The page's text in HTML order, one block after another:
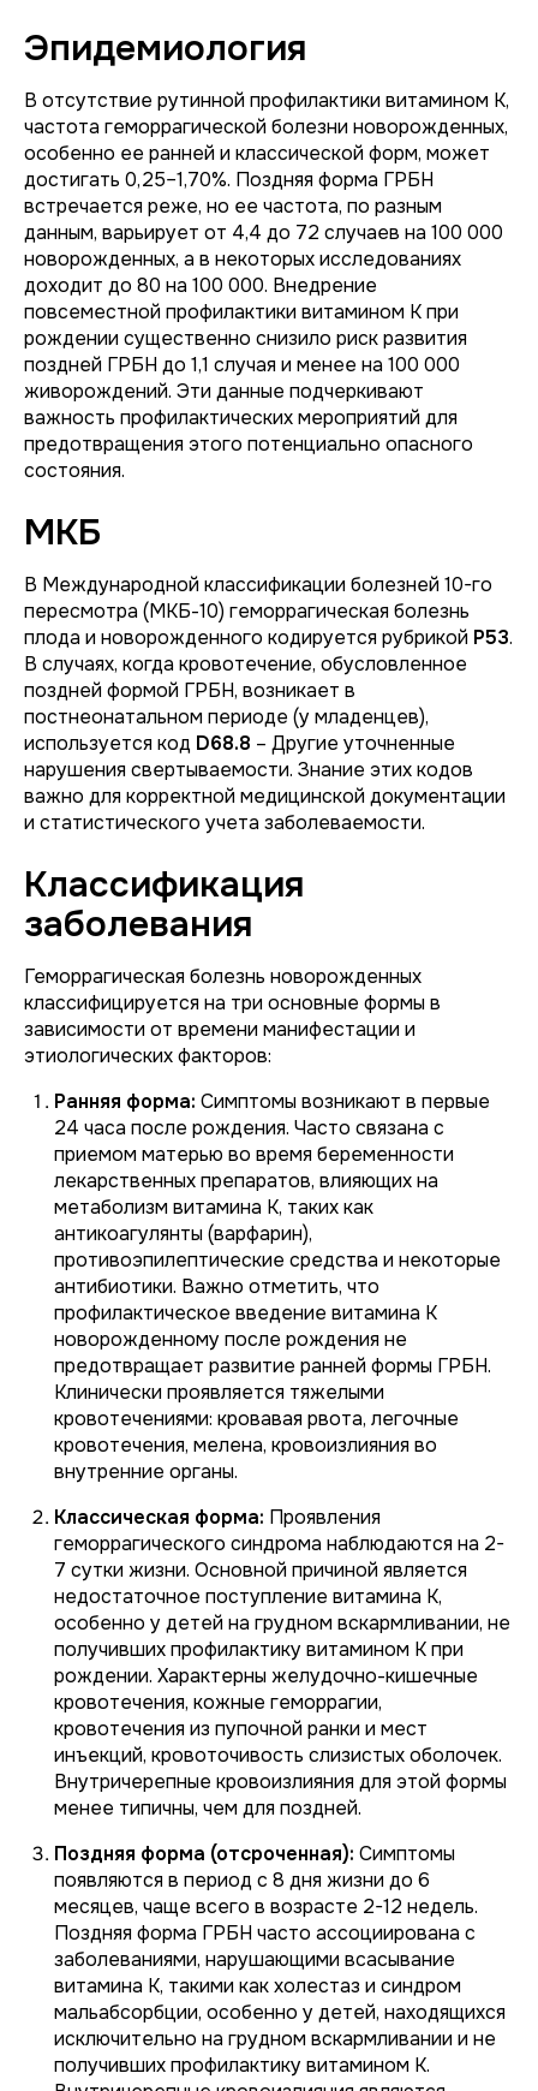
Эпидемиология
В отсутствие рутинной профилактики витамином К,
частота геморрагической болезни новорожденных,
особенно ее ранней и классической форм, может
достигать 0,25–1,70%. Поздняя форма ГРБН
встречается реже, но ее частота, по разным
данным, варьирует от 4,4 до 72 случаев на 100 000
новорожденных, а в некоторых исследованиях
доходит до 80 на 100 000. Внедрение
повсеместной профилактики витамином К при
рождении существенно снизило риск развития
поздней ГРБН до 1,1 случая и менее на 100 000
живорождений. Эти данные подчеркивают
важность профилактических мероприятий для
предотвращения этого потенциально опасного
состояния.
МКБ
В Международной классификации болезней 10-го
пересмотра (МКБ-10) геморрагическая болезнь
плода и новорожденного кодируется рубрикой P53.
В случаях, когда кровотечение, обусловленное
поздней формой ГРБН, возникает в
постнеонатальном периоде (у младенцев),
используется код D68.8 – Другие уточненные
нарушения свертываемости. Знание этих кодов
важно для корректной медицинской документации
и статистического учета заболеваемости.
Классификация
заболевания
Геморрагическая болезнь новорожденных
классифицируется на три основные формы в
зависимости от времени манифестации и
этиологических факторов:
Ранняя форма: Симптомы возникают в первые
24 часа после рождения. Часто связана с
приемом матерью во время беременности
лекарственных препаратов, влияющих на
метаболизм витамина К, таких как
антикоагулянты (варфарин),
противоэпилептические средства и некоторые
антибиотики. Важно отметить, что
профилактическое введение витамина К
новорожденному после рождения не
предотвращает развитие ранней формы ГРБН.
Клинически проявляется тяжелыми
кровотечениями: кровавая рвота, легочные
кровотечения, мелена, кровоизлияния во
внутренние органы.
Классическая форма: Проявления
геморрагического синдрома наблюдаются на 2-
7 сутки жизни. Основной причиной является
недостаточное поступление витамина К,
особенно у детей на грудном вскармливании, не
получивших профилактику витамином К при
рождении. Характерны желудочно-кишечные
кровотечения, кожные геморрагии,
кровотечения из пупочной ранки и мест
инъекций, кровоточивость слизистых оболочек.
Внутричерепные кровоизлияния для этой формы
менее типичны, чем для поздней.
Поздняя форма (отсроченная): Симптомы
появляются в период с 8 дня жизни до 6
месяцев, чаще всего в возрасте 2-12 недель.
Поздняя форма ГРБН часто ассоциирована с
заболеваниями, нарушающими всасывание
витамина К, такими как холестаз и синдром
мальабсорбции, особенно у детей, находящихся
исключительно на грудном вскармливании и не
получивших профилактику витамином К.